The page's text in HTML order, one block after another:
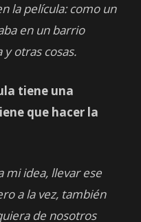
la película: como un
en un barrio
otras cosas.
tiene una
que hacer la
mi idea, llevar ese
a la vez, también
de nosotros